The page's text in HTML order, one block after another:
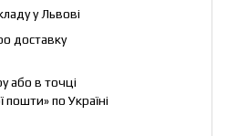
у Львові
доставку
або в точці
по Україні